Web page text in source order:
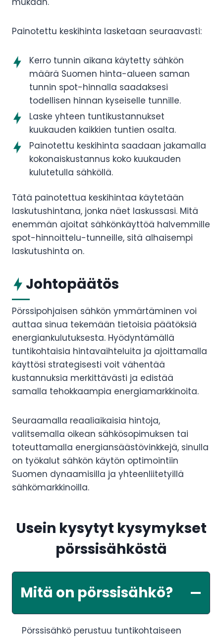
Painotettu keskihinta lasketaan seuraavasti:
Kerro tunnin aikana käytetty sähkön
määrä Suomen hinta-alueen saman
tunnin spot-hinnalla saadaksesi
todellisen hinnan kyseiselle tunnille.
Laske yhteen tuntikustannukset
kuukauden kaikkien tuntien osalta.
Painotettu keskihinta saadaan jakamalla
kokonaiskustannus koko kuukauden
kulutetulla sähköllä.
Tätä painotettua keskihintaa käytetään
laskutushintana, jonka näet laskussasi. Mitä
enemmän ajoitat sähkönkäyttöä halvemmille
spot-hinnoittelu-tunneille, sitä alhaisempi
laskutushinta on.
Johtopäätös
Pörssipohjaisen sähkön ymmärtäminen voi
auttaa sinua tekemään tietoisia päätöksiä
energiankulutuksesta. Hyödyntämällä
tuntikohtaisia hintavaihteluita ja ajoittamalla
käyttösi strategisesti voit vähentää
kustannuksia merkittävästi ja edistää
samalla tehokkaampia energiamarkkinoita.
Seuraamalla reaaliaikaisia hintoja,
valitsemalla oikean sähkösopimuksen tai
toteuttamalla energiansäästövinkkejä, sinulla
on työkalut sähkön käytön optimointiin
Suomen dynaamisilla ja yhteenliitetyillä
sähkömarkkinoilla.
Usein kysytyt kysymykset
pörssisähköstä
Mitä on pörssisähkö?
Pörssisähkö perustuu tuntikohtaiseen